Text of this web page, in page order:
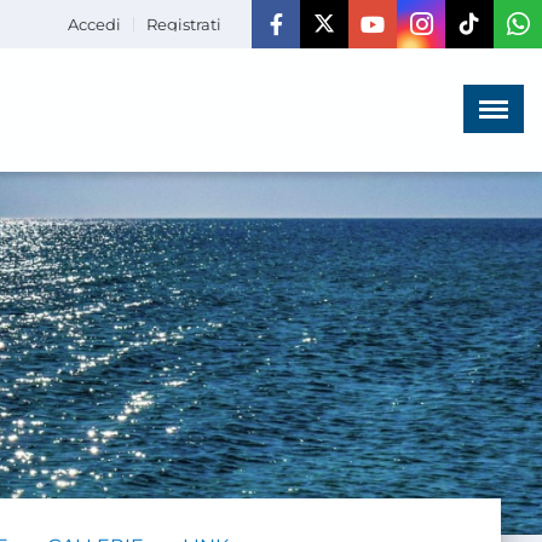
Accedi Registrati
Menù ×
LA VITA
DELL'ASSOCIAZIONE
COMUNICAZIONE,
PROGETTI ED EDITORIA
AMMINISTRAZIONE
TRASPARENTE